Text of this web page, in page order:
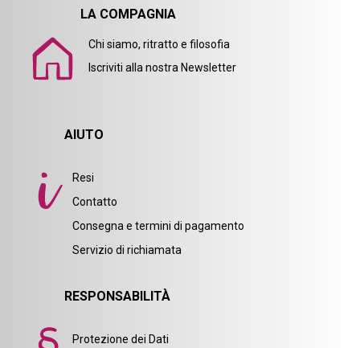
LA COMPAGNIA
Chi siamo, ritratto e filosofia
Iscriviti alla nostra Newsletter
AIUTO
Resi
Contatto
Consegna e termini di pagamento
Servizio di richiamata
RESPONSABILITÀ
Protezione dei Dati